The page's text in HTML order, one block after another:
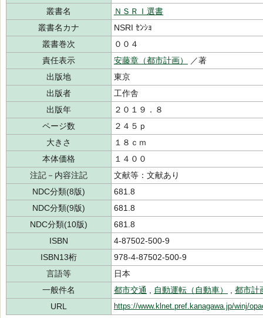
叢書名
ＮＳＲＩ選書
叢書名カナ
NSRI ｾﾝｼｮ
叢書巻次
００４
責任表示
安藤章（都市計画）
／著
出版地
東京
出版者
工作舎
出版年
２０１９．８
ページ数
２４５ｐ
大きさ
１８ｃｍ
本体価格
１４００
注記－内容注記
文献等：文献あり
NDC分類(8版)
681.8
NDC分類(9版)
681.8
NDC分類(10版)
681.8
ISBN
4-87502-500-9
ISBN13桁
978-4-87502-500-9
言語等
日本
一般件名
都市交通 自動運転（自動車）
都市計
URL
https://www.klnet.pref.kanagawa.jp/winj/